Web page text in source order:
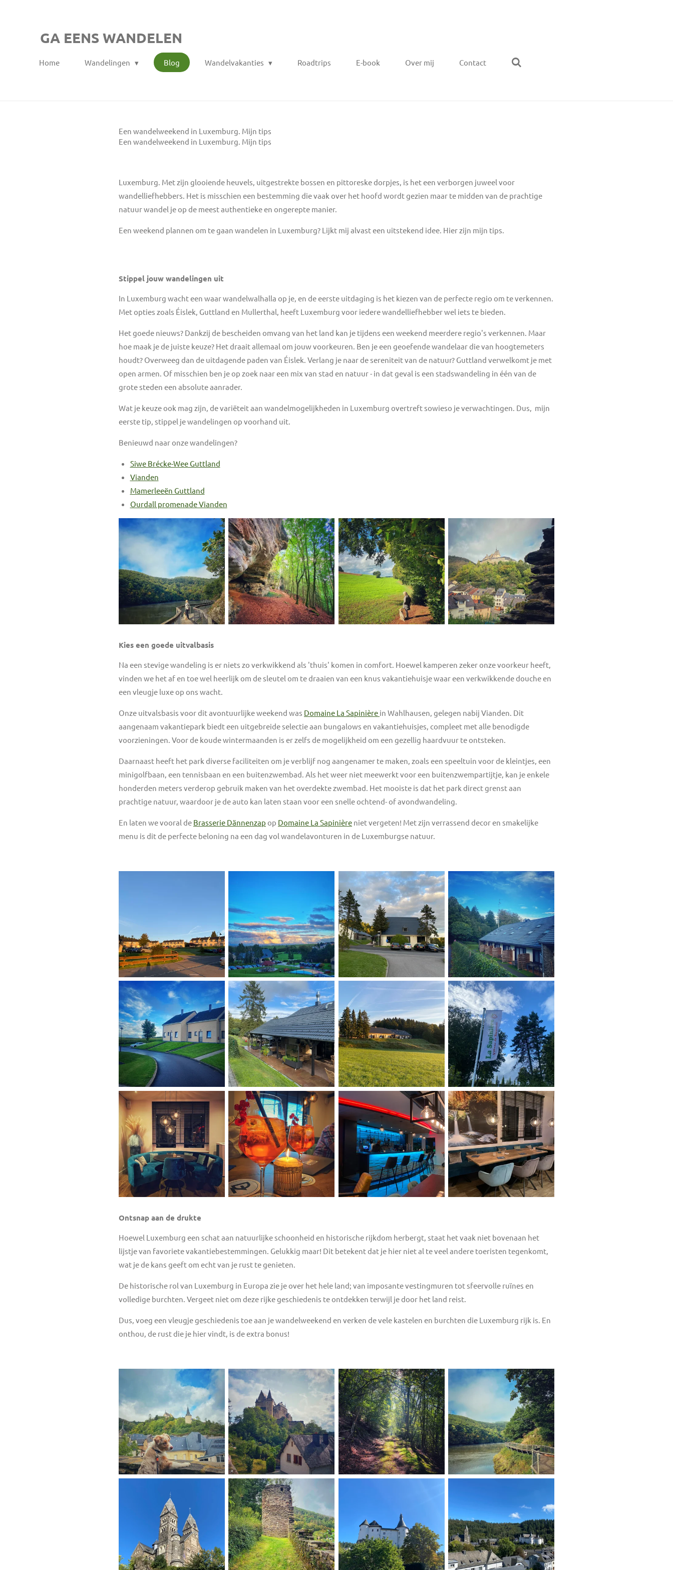
hoofdinhoud
GA EENS WANDELEN
Home Wandelingen Blog Wandelvakanties Roadtrips E-book Over mij Contact
Een wandelweekend in Luxemburg. Mijn tips
Een wandelweekend in Luxemburg. Mijn tips
Luxemburg. Met zijn glooiende heuvels, uitgestrekte bossen en pittoreske dorpjes, is het een verborgen juweel voor
wandelliefhebbers. Het is misschien een bestemming die vaak over het hoofd wordt gezien maar te midden van de prachtige
natuur wandel je op de meest authentieke en ongerepte manier.
Een weekend plannen om te gaan wandelen in Luxemburg? Lijkt mij alvast een uitstekend idee. Hier zijn mijn tips.
Stippel jouw wandelingen uit
In Luxemburg wacht een waar wandelwalhalla op je, en de eerste uitdaging is het kiezen van de perfecte regio om te verkennen.
Met opties zoals Éislek, Guttland en Mullerthal, heeft Luxemburg voor iedere wandelliefhebber wel iets te bieden.
Het goede nieuws? Dankzij de bescheiden omvang van het land kan je tijdens een weekend meerdere regio's verkennen. Maar
hoe maak je de juiste keuze? Het draait allemaal om jouw voorkeuren. Ben je een geoefende wandelaar die van hoogtemeters
houdt? Overweeg dan de uitdagende paden van Éislek. Verlang je naar de sereniteit van de natuur? Guttland verwelkomt je met
open armen. Of misschien ben je op zoek naar een mix van stad en natuur - in dat geval is een stadswandeling in één van de
grote steden een absolute aanrader.
Wat je keuze ook mag zijn, de variëteit aan wandelmogelijkheden in Luxemburg overtreft sowieso je verwachtingen. Dus, mijn
eerste tip, stippel je wandelingen op voorhand uit.
Benieuwd naar onze wandelingen?
Siwe Brécke-Wee Guttland
Vianden
Mamerleeën Guttland
Ourdall promenade Vianden
Kies een goede uitvalbasis
Na een stevige wandeling is er niets zo verkwikkend als 'thuis' komen in comfort. Hoewel kamperen zeker onze voorkeur heeft,
vinden we het af en toe wel heerlijk om de sleutel om te draaien van een knus vakantiehuisje waar een verkwikkende douche en
een vleugje luxe op ons wacht.
Onze uitvalsbasis voor dit avontuurlijke weekend was Domaine La Sapinière in Wahlhausen, gelegen nabij Vianden. Dit
aangenaam vakantiepark biedt een uitgebreide selectie aan bungalows en vakantiehuisjes, compleet met alle benodigde
voorzieningen. Voor de koude wintermaanden is er zelfs de mogelijkheid om een gezellig haardvuur te ontsteken.
Daarnaast heeft het park diverse faciliteiten om je verblijf nog aangenamer te maken, zoals een speeltuin voor de kleintjes, een
minigolfbaan, een tennisbaan en een buitenzwembad. Als het weer niet meewerkt voor een buitenzwempartijtje, kan je enkele
honderden meters verderop gebruik maken van het overdekte zwembad. Het mooiste is dat het park direct grenst aan
prachtige natuur, waardoor je de auto kan laten staan voor een snelle ochtend- of avondwandeling.
En laten we vooral de Brasserie Dännenzap op Domaine La Sapinière niet vergeten! Met zijn verrassend decor en smakelijke
menu is dit de perfecte beloning na een dag vol wandelavonturen in de Luxemburgse natuur.
Ontsnap aan de drukte
Hoewel Luxemburg een schat aan natuurlijke schoonheid en historische rijkdom herbergt, staat het vaak niet bovenaan het
lijstje van favoriete vakantiebestemmingen. Gelukkig maar! Dit betekent dat je hier niet al te veel andere toeristen tegenkomt,
wat je de kans geeft om echt van je rust te genieten.
De historische rol van Luxemburg in Europa zie je over het hele land; van imposante vestingmuren tot sfeervolle ruïnes en
volledige burchten. Vergeet niet om deze rijke geschiedenis te ontdekken terwijl je door het land reist.
Dus, voeg een vleugje geschiedenis toe aan je wandelweekend en verken de vele kastelen en burchten die Luxemburg rijk is. En
onthou, de rust die je hier vindt, is de extra bonus!